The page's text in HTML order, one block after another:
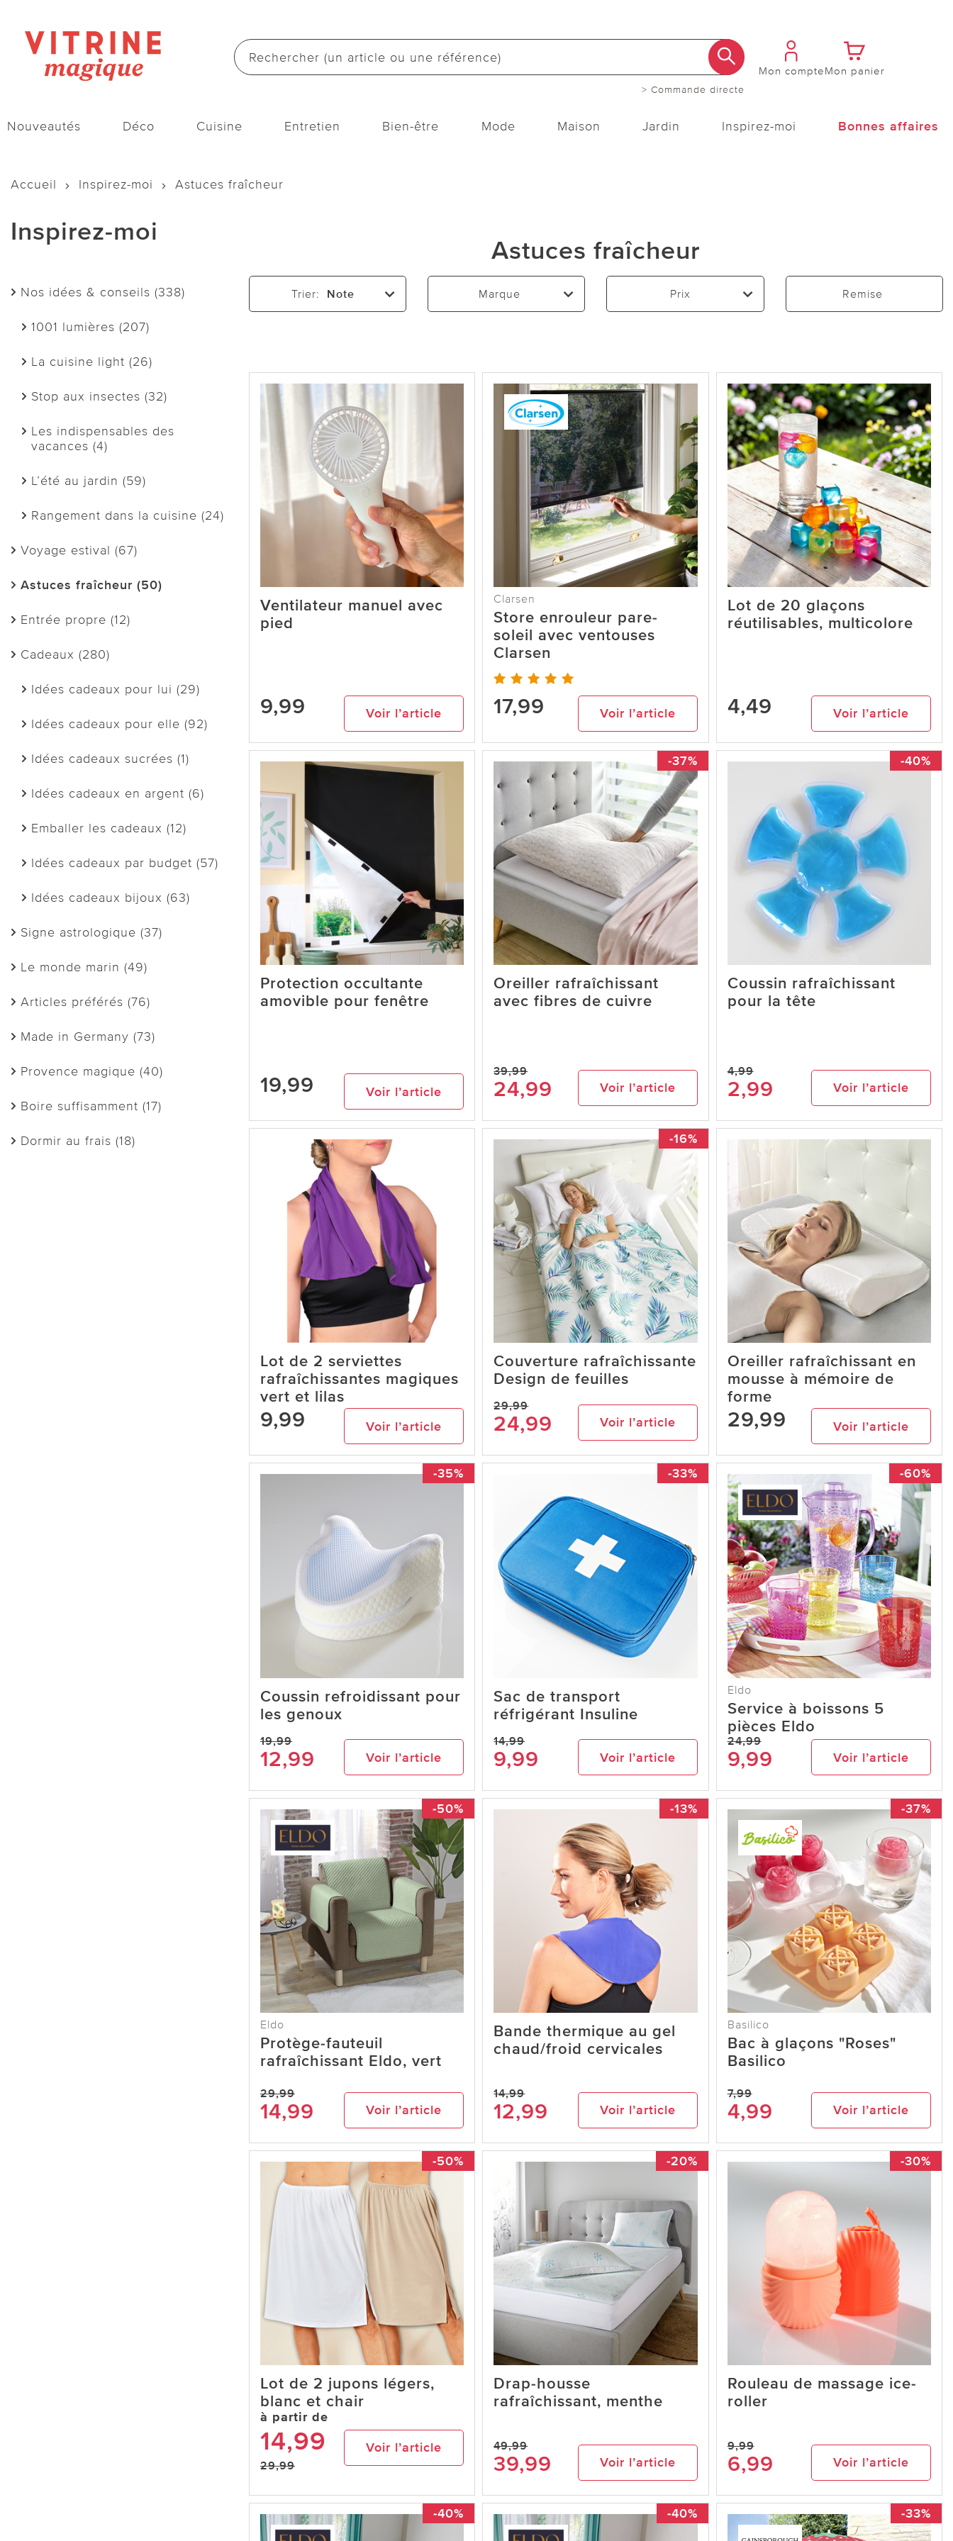
> Commande directe
Mon compteMon panier
Nouveautés Déco Cuisine Entretien Bien-être Mode Maison Jardin Inspirez-moi Bonnes affaires
Accueil Inspirez-moi Astuces fraîcheur
Inspirez-moi
Nos idées & conseils (338)
1001 lumières (207)
La cuisine light (26)
Stop aux insectes (32)
Les indispensables des
vacances (4)
L’été au jardin (59)
Rangement dans la cuisine (24)
Voyage estival (67)
Astuces fraîcheur (50)
Entrée propre (12)
Cadeaux (280)
Idées cadeaux pour lui (29)
Idées cadeaux pour elle (92)
Idées cadeaux sucrées (1)
Idées cadeaux en argent (6)
Emballer les cadeaux (12)
Idées cadeaux par budget (57)
Idées cadeaux bijoux (63)
Signe astrologique (37)
Le monde marin (49)
Articles préférés (76)
Made in Germany (73)
Provence magique (40)
Boire suffisamment (17)
Dormir au frais (18)
Astuces fraîcheur
Trier: Note Marque Prix Remise
Ventilateur manuel avec
pied
9,99 Voir l’article
Clarsen
Store enrouleur pare-
soleil avec ventouses
Clarsen
17,99 Voir l’article
Lot de 20 glaçons
réutilisables, multicolore
4,49 Voir l’article
Protection occultante
amovible pour fenêtre
19,99 Voir l’article
-37%
Oreiller rafraîchissant
avec fibres de cuivre
39,99
24,99 Voir l’article
-40%
Coussin rafraîchissant
pour la tête
4,99
2,99 Voir l’article
Lot de 2 serviettes
rafraîchissantes magiques
vert et lilas
9,99 Voir l’article
-16%
Couverture rafraîchissante
Design de feuilles
29,99
24,99 Voir l’article
Oreiller rafraîchissant en
mousse à mémoire de
forme
29,99 Voir l’article
-35%
Coussin refroidissant pour
les genoux
19,99
12,99 Voir l’article
-33%
Sac de transport
réfrigérant Insuline
14,99
9,99 Voir l’article
-60%
Eldo
Service à boissons 5
pièces Eldo
24,99
9,99 Voir l’article
-50%
Eldo
Protège-fauteuil
rafraîchissant Eldo, vert
29,99
14,99 Voir l’article
-13%
Bande thermique au gel
chaud/froid cervicales
14,99
12,99 Voir l’article
-37%
Basilico
Bac à glaçons "Roses"
Basilico
7,99
4,99 Voir l’article
-50%
Lot de 2 jupons légers,
blanc et chair
à partir de
14,99
29,99
Voir l’article
-20%
Drap-housse
rafraîchissant, menthe
49,99
39,99 Voir l’article
-30%
Rouleau de massage ice-
roller
9,99
6,99 Voir l’article
-40% -40% -33%